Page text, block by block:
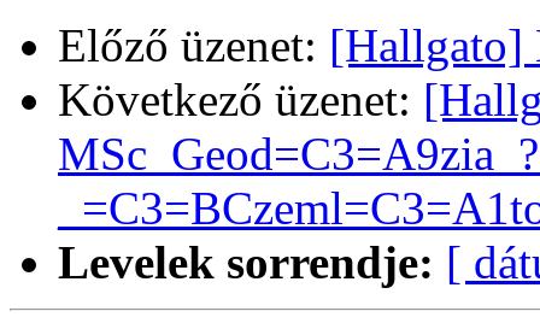
Előző üzenet: [Hallgato]
Következő üzenet:
Levelek sorrendje: [